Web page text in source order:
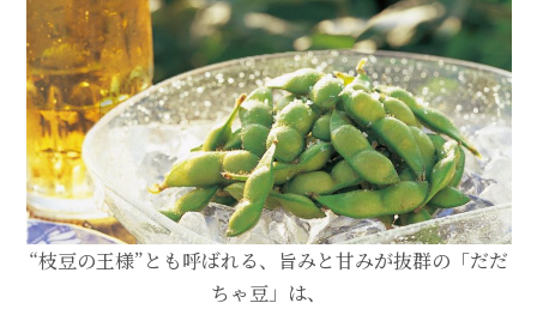
“枝豆の王様”とも呼ばれる、旨みと甘みが抜群の「だだ
ちゃ豆」は、